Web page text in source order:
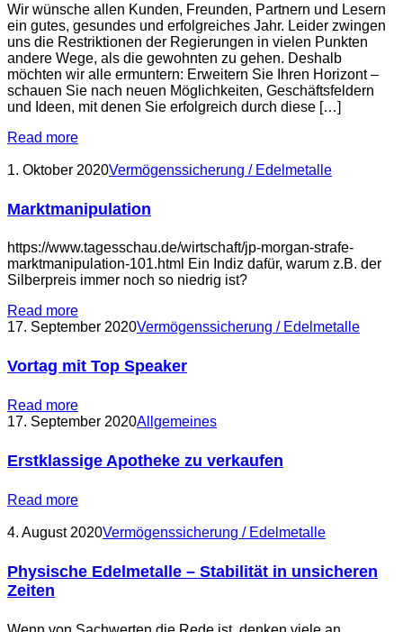
Wir wünsche allen Kunden, Freunden, Partnern und Lesern
ein gutes, gesundes und erfolgreiches Jahr. Leider zwingen
uns die Restriktionen der Regierungen in vielen Punkten
andere Wege, als die gewohnten zu gehen. Deshalb
möchten wir alle ermuntern: Erweitern Sie Ihren Horizont –
schauen Sie nach neuen Möglichkeiten, Geschäftsfeldern
und Ideen, mit denen Sie erfolgreich durch diese […]
Read more
1. Oktober 2020Vermögenssicherung / Edelmetalle
Marktmanipulation
https://www.tagesschau.de/wirtschaft/jp-morgan-strafe-
marktmanipulation-101.html Ein Indiz dafür, warum z.B. der
Silberpreis immer noch so niedrig ist?
Read more
17. September 2020Vermögenssicherung / Edelmetalle
Vortag mit Top Speaker
Read more
17. September 2020Allgemeines
Erstklassige Apotheke zu verkaufen
Read more
4. August 2020Vermögenssicherung / Edelmetalle
Physische Edelmetalle – Stabilität in unsicheren
Zeiten